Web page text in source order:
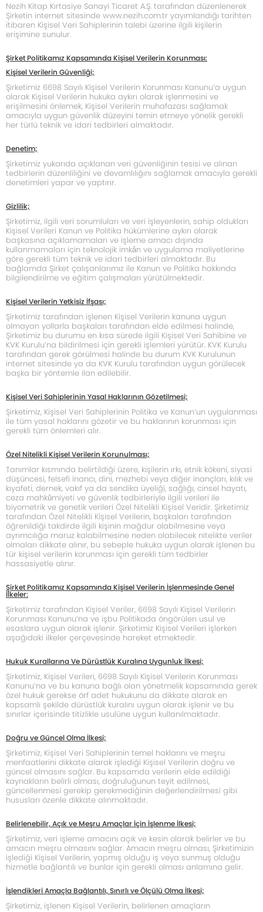
Nezih Kitap Kırtasiye Sanayi Ticaret A.Ş. tarafından düzenlenerek
Şirketin internet sitesinde www.nezih.com.tr yayımlandığı tarihten
itibaren Kişisel Veri Sahiplerinin talebi üzerine ilgili kişilerin
erişimine sunulur.
Şirket Politikamız Kapsamında Kişisel Verilerin Korunması:
Kişisel Verilerin Güvenliği;
Şirketimiz 6698 Sayılı Kişisel Verilerin Korunması Kanunu’a uygun
olarak Kişisel Verilerin hukuka aykırı olarak işlenmesini ve
erişilmesini önlemek, Kişisel Verilerin muhafazası sağlamak
amacıyla uygun güvenlik düzeyini temin etmeye yönelik gerekli
her türlü teknik ve idari tedbirleri almaktadır.
Denetim;
Şirketimiz yukarıda açıklanan veri güvenliğinin tesisi ve alınan
tedbirlerin düzenliliğini ve devamlılığını sağlamak amacıyla gerekli
denetimleri yapar ve yaptırır.
Gizlilik;
Şirketimiz, ilgili veri sorumluları ve veri işleyenlerin, sahip oldukları
Kişisel Verileri Kanun ve Politika hükümlerine aykırı olarak
başkasına açıklamamaları ve işleme amacı dışında
kullanmamaları için teknolojik imkân ve uygulama maliyetlerine
göre gerekli tüm teknik ve idari tedbirleri almaktadır. Bu
bağlamda Şirket çalışanlarımız ile Kanun ve Politika hakkında
bilgilendirilme ve eğitim çalışmaları yürütülmektedir.
Kişisel Verilerin Yetkisiz İfşası;
Şirketimiz tarafından işlenen Kişisel Verilerin kanuna uygun
olmayan yollarla başkaları tarafından elde edilmesi halinde,
Şirketimiz bu durumu en kısa sürede ilgili Kişisel Veri Sahibine ve
KVK Kurulu’na bildirilmesi için gerekli işlemleri yürütür. KVK Kurulu
tarafından gerek görülmesi halinde bu durum KVK Kurulunun
internet sitesinde ya da KVK Kurulu tarafından uygun görülecek
başka bir yöntemle ilan edilebilir.
Kişisel Veri Sahiplerinin Yasal Haklarının Gözetilmesi;
Şirketimiz, Kişisel Veri Sahiplerinin Politika ve Kanun’un uygulanması
ile tüm yasal haklarını gözetir ve bu haklarının korunması için
gerekli tüm önlemleri alır.
Özel Nitelikli Kişisel Verilerin Korunulması;
Tanımlar kısmında belirtildiği üzere, kişilerin ırkı, etnik kökeni, siyasi
düşüncesi, felsefi inancı, dini, mezhebi veya diğer inançları, kılık ve
kıyafeti, dernek, vakıf ya da sendika üyeliği, sağlığı, cinsel hayatı,
ceza mahkûmiyeti ve güvenlik tedbirleriyle ilgili verileri ile
biyometrik ve genetik verileri Özel Nitelikli Kişisel Veridir. Şirketimiz
tarafından Özel Nitelikli Kişisel Verilerin, başkaları tarafından
öğrenildiği takdirde ilgili kişinin mağdur olabilmesine veya
ayrımcılığa maruz kalabilmesine neden olabilecek nitelikte veriler
olmaları dikkate alınır, bu sebeple hukuka uygun olarak işlenen bu
tür kişisel verilerin korunması için gerekli tüm tedbirler
hassasiyetle alınır.
Şirket Politikamız Kapsamında Kişisel Verilerin İşlenmesinde Genel
İlkeler:
Şirketimiz tarafından Kişisel Veriler, 6698 Sayılı Kişisel Verilerin
Korunması Kanunu’na ve işbu Politikada öngörülen usul ve
esaslara uygun olarak işlenir. Şirketimiz Kişisel Verileri işlerken
aşağıdaki ilkeler çerçevesinde hareket etmektedir.
Hukuk Kurallarına Ve Dürüstlük Kuralına Uygunluk İlkesi;
Şirketimiz, Kişisel Verileri, 6698 Sayılı Kişisel Verilerin Korunması
Kanunu’na ve bu kanuna bağlı olan yönetmelik kapsamında gerek
özel hukuk gerekse örf adet hukukunu da dikkate alarak en
kapsamlı şekilde dürüstlük kuralını uygun olarak işlenir ve bu
sınırlar içerisinde titizlikle usulüne uygun kullanılmaktadır.
Doğru ve Güncel Olma İlkesi;
Şirketimiz, Kişisel Veri Sahiplerinin temel haklarını ve meşru
menfaatlerini dikkate alarak işlediği Kişisel Verilerin doğru ve
güncel olmasını sağlar. Bu kapsamda verilerin elde edildiği
kaynakların belirli olması, doğruluğunun teyit edilmesi,
güncellenmesi gerekip gerekmediğinin değerlendirilmesi gibi
hususları özenle dikkate alınmaktadır.
Belirlenebilir, Açık ve Meşru Amaçlar İçin İşlenme İlkesi;
Şirketimiz, veri işleme amacını açık ve kesin olarak belirler ve bu
amacın meşru olmasını sağlar. Amacın meşru olması, Şirketimizin
işlediği Kişisel Verilerin, yapmış olduğu iş veya sunmuş olduğu
hizmetle bağlantılı ve bunlar için gerekli olması anlamına gelir.
İşlendikleri Amaçla Bağlantılı, Sınırlı ve Ölçülü Olma İlkesi;
Şirketimiz, işlenen Kişisel Verilerin, belirlenen amaçların